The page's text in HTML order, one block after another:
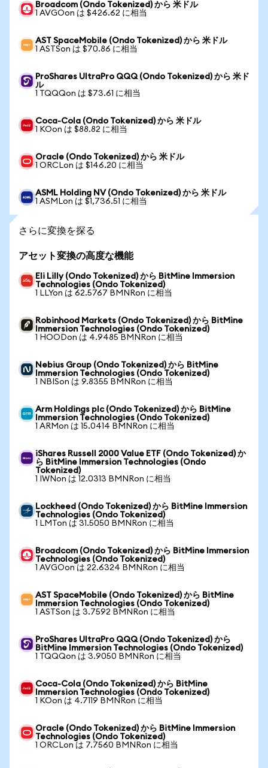
Broadcom (Ondo Tokenized) から 米ドル
1 AVGOon は $426.62 に相当
AST SpaceMobile (Ondo Tokenized) から 米ドル
1 ASTSon は $70.86 に相当
ProShares UltraPro QQQ (Ondo Tokenized) から 米ド
ル
1 TQQQon は $73.61 に相当
Coca-Cola (Ondo Tokenized) から 米ドル
1 KOon は $88.82 に相当
Oracle (Ondo Tokenized) から 米ドル
1 ORCLon は $146.20 に相当
ASML Holding NV (Ondo Tokenized) から 米ドル
1 ASMLon は $1,736.51 に相当
さらに変換を探る
アセット変換の高度な機能
Eli Lilly (Ondo Tokenized) から BitMine Immersion
Technologies (Ondo Tokenized)
1 LLYon は 62.5767 BMNRon に相当
Robinhood Markets (Ondo Tokenized) から BitMine
Immersion Technologies (Ondo Tokenized)
1 HOODon は 4.9485 BMNRon に相当
Nebius Group (Ondo Tokenized) から BitMine
Immersion Technologies (Ondo Tokenized)
1 NBISon は 9.8355 BMNRon に相当
Arm Holdings plc (Ondo Tokenized) から BitMine
Immersion Technologies (Ondo Tokenized)
1 ARMon は 15.0414 BMNRon に相当
iShares Russell 2000 Value ETF (Ondo Tokenized) か
ら BitMine Immersion Technologies (Ondo
Tokenized)
1 IWNon は 12.0313 BMNRon に相当
Lockheed (Ondo Tokenized) から BitMine Immersion
Technologies (Ondo Tokenized)
1 LMTon は 31.5050 BMNRon に相当
Broadcom (Ondo Tokenized) から BitMine Immersion
Technologies (Ondo Tokenized)
1 AVGOon は 22.6324 BMNRon に相当
AST SpaceMobile (Ondo Tokenized) から BitMine
Immersion Technologies (Ondo Tokenized)
1 ASTSon は 3.7592 BMNRon に相当
ProShares UltraPro QQQ (Ondo Tokenized) から
BitMine Immersion Technologies (Ondo Tokenized)
1 TQQQon は 3.9050 BMNRon に相当
Coca-Cola (Ondo Tokenized) から BitMine
Immersion Technologies (Ondo Tokenized)
1 KOon は 4.7119 BMNRon に相当
Oracle (Ondo Tokenized) から BitMine Immersion
Technologies (Ondo Tokenized)
1 ORCLon は 7.7560 BMNRon に相当